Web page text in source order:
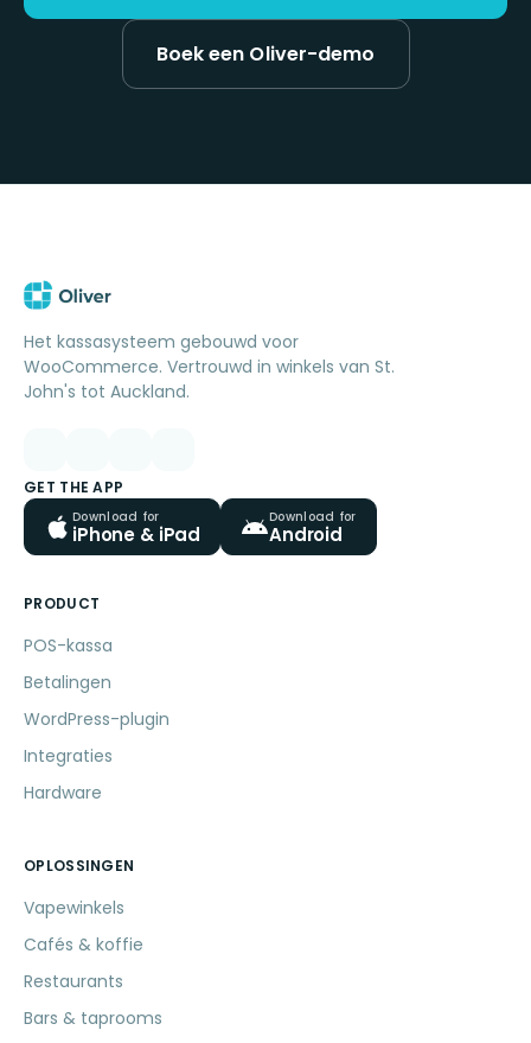
Boek een Oliver-demo
Het kassasysteem gebouwd voor
WooCommerce. Vertrouwd in winkels van St.
John's tot Auckland.
GET THE APP
Download for
iPhone & iPad
Download for
Android
PRODUCT
POS-kassa
Betalingen
WordPress-plugin
Integraties
Hardware
OPLOSSINGEN
Vapewinkels
Cafés & koffie
Restaurants
Bars & taprooms